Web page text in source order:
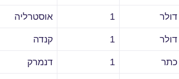
דולר 1 אוסטרליה
דולר 1 קנדה
כתר 1 דנמרק